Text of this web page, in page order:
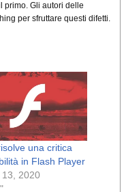
primo. Gli autori delle
per sfruttare questi difetti.
una critica
in Flash Player
2020